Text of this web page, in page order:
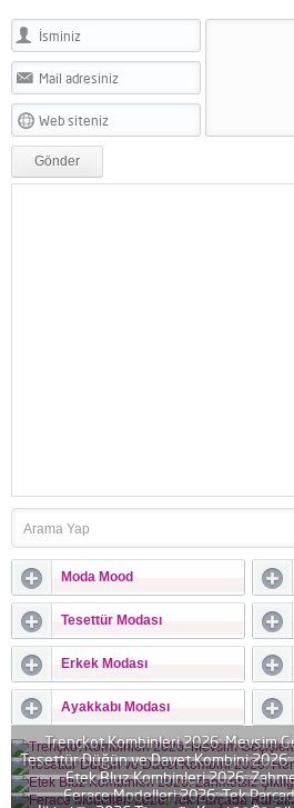
Moda Mood
Tesettür Modası
Erkek Modası
Ayakkabı Modası
Trençkot Kombinleri 2026: Mevsim
Tesettür Düğün ve Davet Kombini
Etek Bluz Kombinleri 2026:
Ferace Modelleri 2026: Tek